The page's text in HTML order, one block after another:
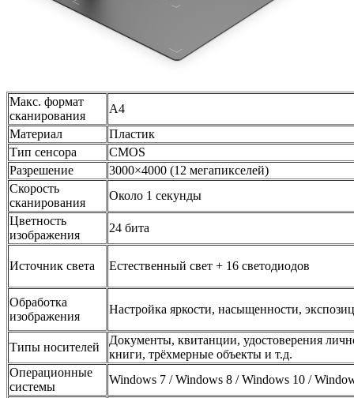
Макс. формат
сканирования
A4
Материал
Пластик
Тип сенсора
CMOS
Разрешение
3000×4000 (12 мегапикселей)
Скорость
сканирования
Около 1 секунды
Цветность
изображения
24 бита
Источник света Естественный свет + 16 светодиодов
Обработка
изображения
Настройка яркости, насыщенности,
Типы носителей
Документы, квитанции, удостоверения
книги, трёхмерные объекты и т.д.
Операционные
системы
Windows 7 / Windows 8 / Windows 10 /